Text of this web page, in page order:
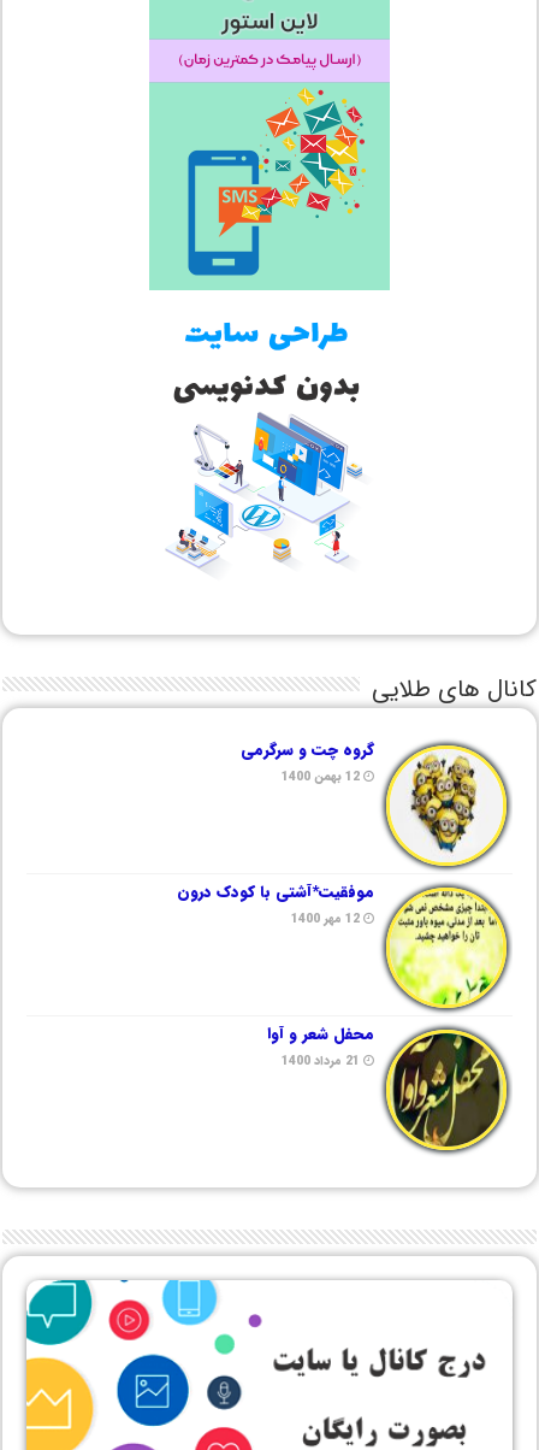
کانال های طلایی
گروه چت و سرگرمی
12 بهمن 1400
موفقیت*آشتی با کودک درون
12 مهر 1400
محفل شعر و آوا
21 مرداد 1400